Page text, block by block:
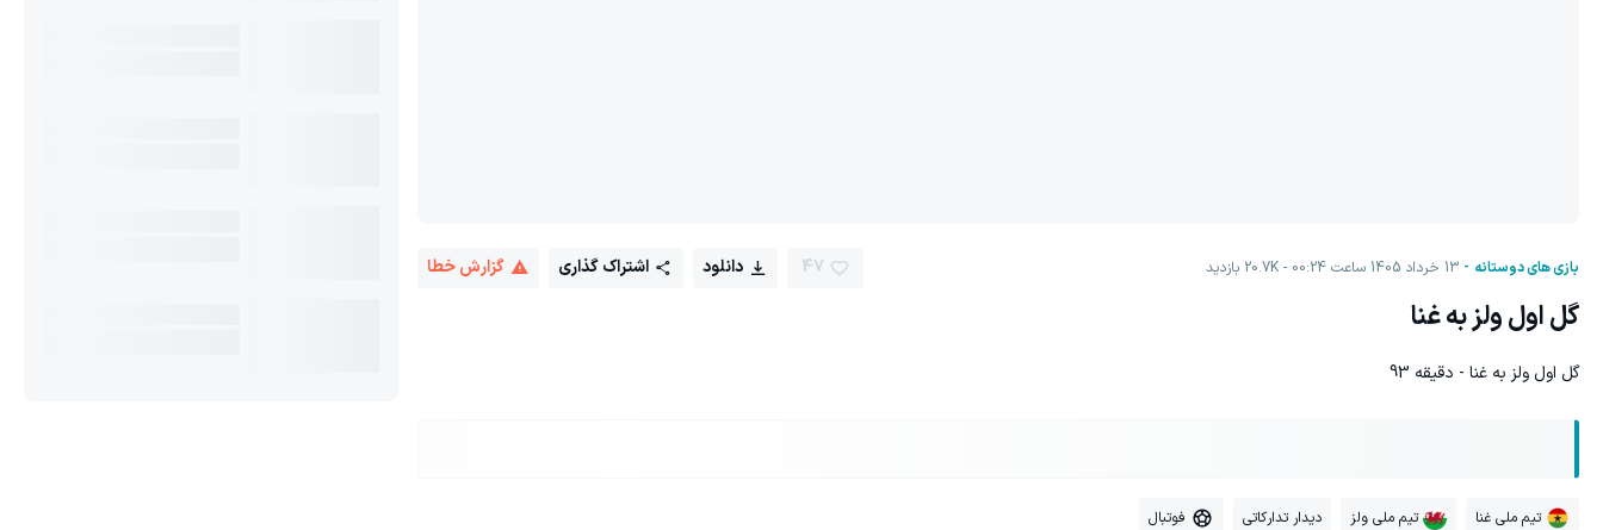
بازی های دوستانه 13 خرداد 1405 ساعت 00:24 20.7K بازدید 47 دانلود اشتراک گذاری گزارش خطا
گل اول ولز به غنا
گل اول ولز به غنا - دقیقه 93
تیم ملی غنا تیم ملی ولز دیدار تدارکاتی فوتبال